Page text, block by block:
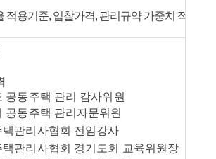
적용기준, 입찰가격, 관리규약 가중치 적용
공동주택 관리 감사위원
공동주택 관리자문위원
택관리사협회 전임강사
택관리사협회 경기도회 교육위원장